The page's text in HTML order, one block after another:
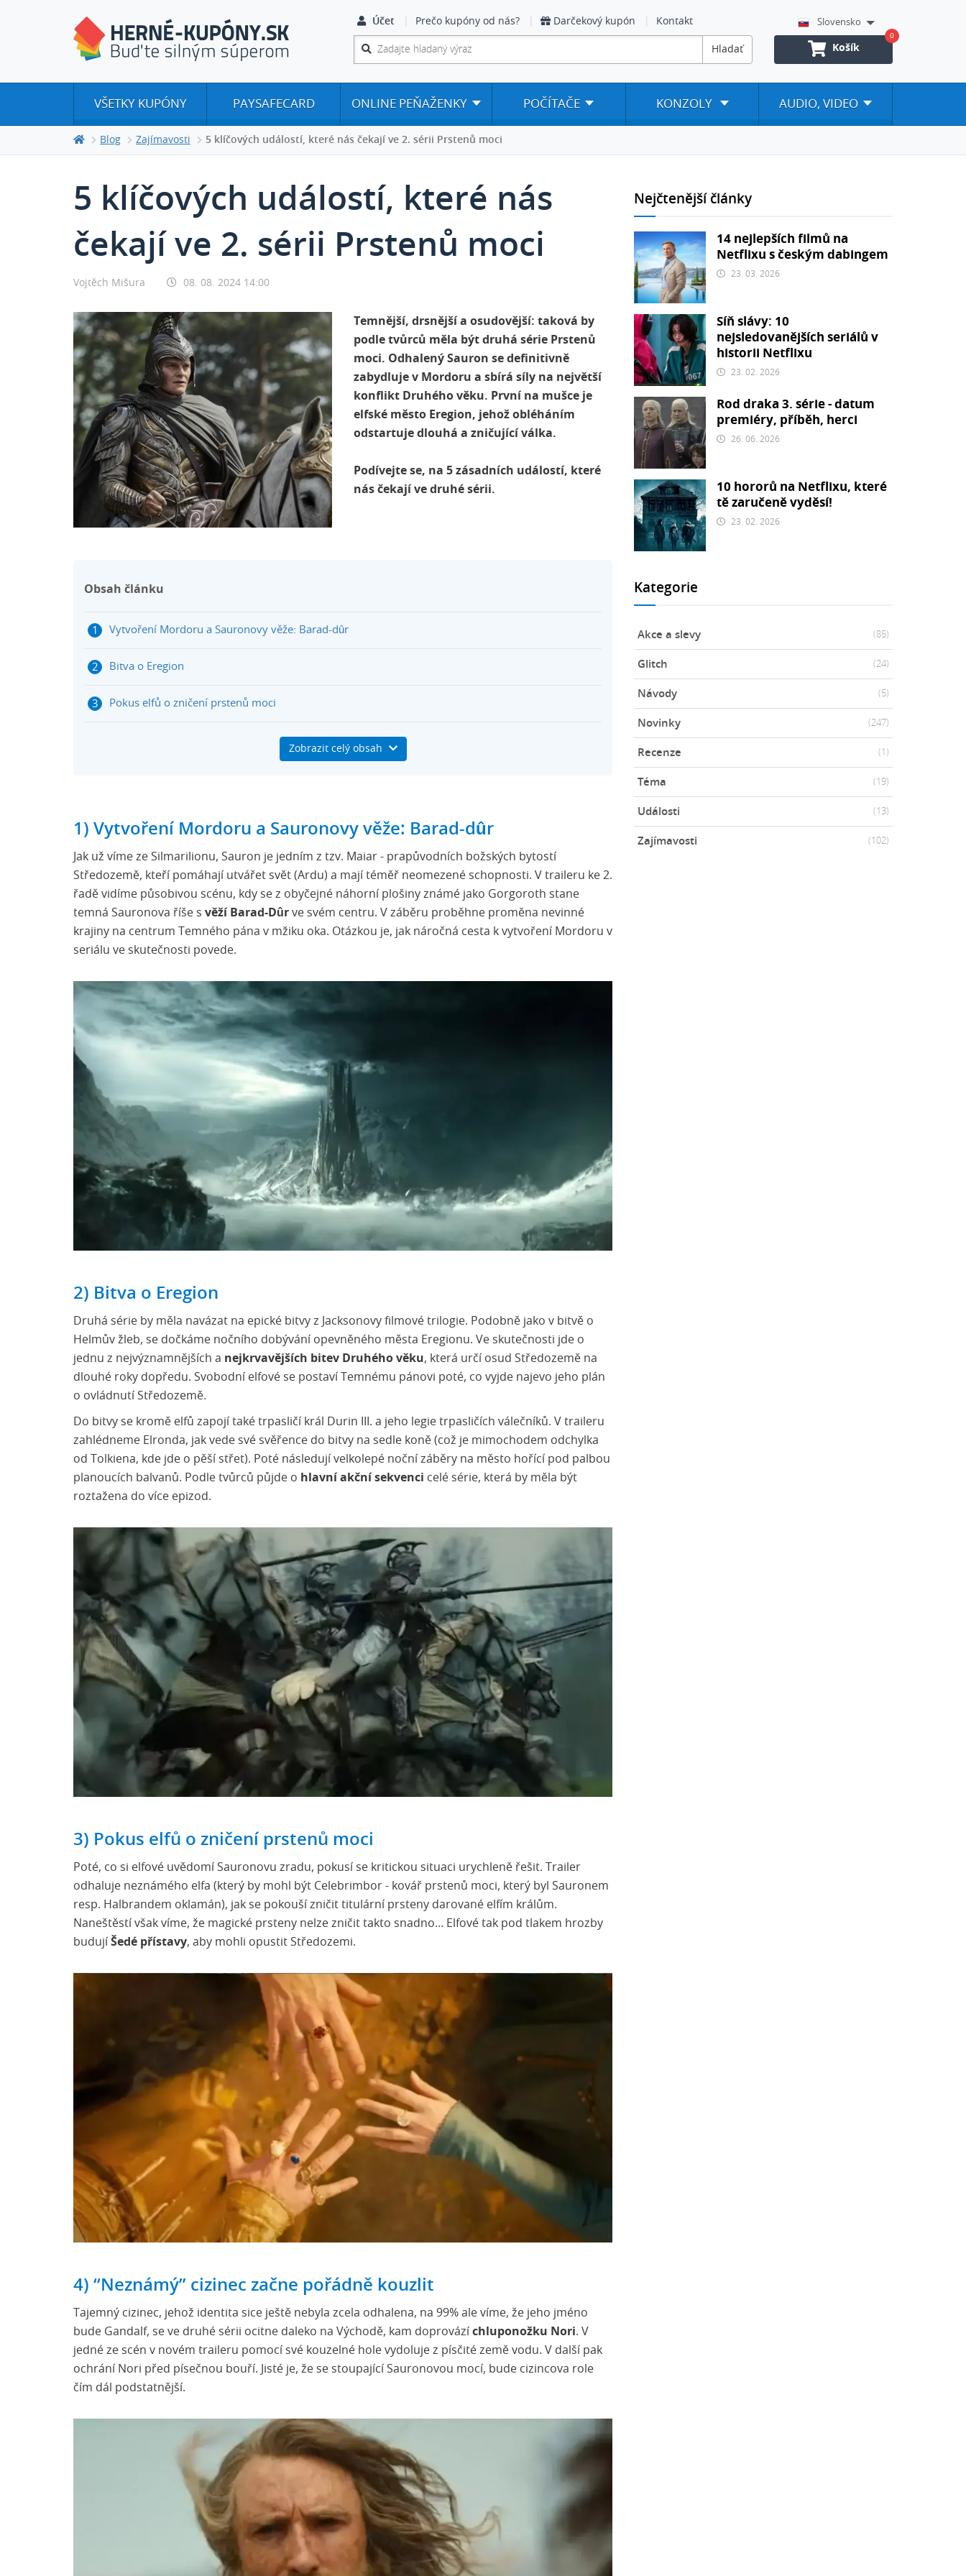
Účet Prečo kupóny od nás? Darčekový kupón Kontakt Slovensko
Hladať Košík
0
VŠETKY KUPÓNY PAYSAFECARD ONLINE PEŇAŽENKY POČÍTAČE KONZOLY AUDIO, VIDEO
Blog Zajímavosti 5 klíčových událostí, které nás čekají ve 2. sérii Prstenů moci
5 klíčových událostí, které nás
čekají ve 2. sérii Prstenů moci
Vojtěch Mišura 08. 08. 2024 14:00
Temnější, drsnější a osudovější: taková by
podle tvůrců měla být druhá série Prstenů
moci. Odhalený Sauron se definitivně
zabydluje v Mordoru a sbírá síly na největší
konflikt Druhého věku. První na mušce je
elfské město Eregion, jehož obléháním
odstartuje dlouhá a zničující válka.
Podívejte se, na 5 zásadních událostí, které
nás čekají ve druhé sérii.
Obsah článku
Vytvoření Mordoru a Sauronovy věže: Barad-dûr
Bitva o Eregion
Pokus elfů o zničení prstenů moci
“Neznámý” cizinec začne pořádně kouzlit
Zobrazit celý obsah
1) Vytvoření Mordoru a Sauronovy věže: Barad-dûr
Jak už víme ze Silmarilionu, Sauron je jedním z tzv. Maiar - prapůvodních božských bytostí
Středozemě, kteří pomáhají utvářet svět (Ardu) a mají téměř neomezené schopnosti. V traileru ke 2.
řadě vidíme působivou scénu, kdy se z obyčejné náhorní plošiny známé jako Gorgoroth stane
temná Sauronova říše s věží Barad-Dûr ve svém centru. V záběru proběhne proměna nevinné
krajiny na centrum Temného pána v mžiku oka. Otázkou je, jak náročná cesta k vytvoření Mordoru v
seriálu ve skutečnosti povede.
2) Bitva o Eregion
Druhá série by měla navázat na epické bitvy z Jacksonovy filmové trilogie. Podobně jako v bitvě o
Helmův žleb, se dočkáme nočního dobývání opevněného města Eregionu. Ve skutečnosti jde o
jednu z nejvýznamnějších a nejkrvavějších bitev Druhého věku, která určí osud Středozemě na
dlouhé roky dopředu. Svobodní elfové se postaví Temnému pánovi poté, co vyjde najevo jeho plán
o ovládnutí Středozemě.
Do bitvy se kromě elfů zapojí také trpasličí král Durin III. a jeho legie trpasličích válečníků. V traileru
zahlédneme Elronda, jak vede své svěřence do bitvy na sedle koně (což je mimochodem odchylka
od Tolkiena, kde jde o pěší střet). Poté následují velkolepé noční záběry na město hořící pod palbou
planoucích balvanů. Podle tvůrců půjde o hlavní akční sekvenci celé série, která by měla být
roztažena do více epizod.
3) Pokus elfů o zničení prstenů moci
Poté, co si elfové uvědomí Sauronovu zradu, pokusí se kritickou situaci urychleně řešit. Trailer
odhaluje neznámého elfa (který by mohl být Celebrimbor - kovář prstenů moci, který byl Sauronem
resp. Halbrandem oklamán), jak se pokouší zničit titulární prsteny darované elfím králům.
Naneštěstí však víme, že magické prsteny nelze zničit takto snadno… Elfové tak pod tlakem hrozby
budují Šedé přístavy, aby mohli opustit Středozemi.
4) “Neznámý” cizinec začne pořádně kouzlit
Tajemný cizinec, jehož identita sice ještě nebyla zcela odhalena, na 99% ale víme, že jeho jméno
bude Gandalf, se ve druhé sérii ocitne daleko na Východě, kam doprovází chluponožku Nori. V
jedné ze scén v novém traileru pomocí své kouzelné hole vydoluje z písčité země vodu. V další pak
ochrání Nori před písečnou bouří. Jisté je, že se stoupající Sauronovou mocí, bude cizincova role
čím dál podstatnější.
Nejčtenější články
14 nejlepších filmů na
Netflixu s českým dabingem
23. 03. 2026
Síň slávy: 10
nejsledovanějších seriálů v
historii Netflixu
23. 02. 2026
Rod draka 3. série - datum
premiéry, příběh, herci
26. 06. 2026
10 hororů na Netflixu, které
tě zaručeně vyděsí!
23. 02. 2026
Kategorie
Akce a slevy (85)
Glitch (24)
Návody (5)
Novinky (247)
Recenze (1)
Téma (19)
Události (13)
Zajímavosti (102)